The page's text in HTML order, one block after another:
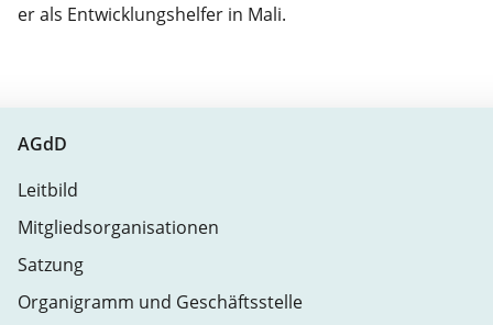
er als Entwicklungshelfer in Mali.
AGdD
Leitbild
Mitgliedsorganisationen
Satzung
Organigramm und Geschäftsstelle